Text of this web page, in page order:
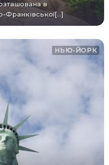
в
Франківської[...]
НЬЮ-ЙОРК